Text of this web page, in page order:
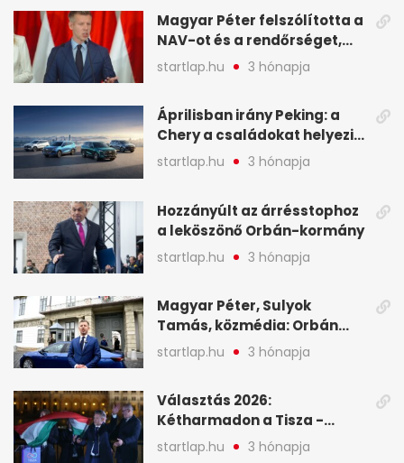
Magyar Péter felszólította a
NAV-ot és a rendőrséget,
tartóztassák le a NER-es
oligarchákat - A hét
startlap.hu 3 hónapja
Áprilisban irány Peking: a
Chery a családokat helyezi
globális mobilitási
programja középpontjába
startlap.hu 3 hónapja
Hozzányúlt az árrésstophoz
a leköszönő Orbán-kormány
startlap.hu 3 hónapja
Magyar Péter, Sulyok
Tamás, közmédia: Orbán
Viktor április 13. óta hallgat,
közben pörögnek az
startlap.hu 3 hónapja
Választás 2026:
Kétharmadon a Tisza -
mutatjuk, hogyan alakulnak
startlap.hu 3 hónapja